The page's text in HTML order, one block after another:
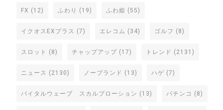
FX (12) ふわり (19) ふわ姫 (55)
イクオスEXプラス (7) エレコム (34) ゴルフ (8)
スロット (8) チャップアップ (17) トレンド (2131)
ニュース (2130) ノーブランド (13) ハゲ (7)
バイタルウェーブ スカルプローション (13) パチンコ (8)